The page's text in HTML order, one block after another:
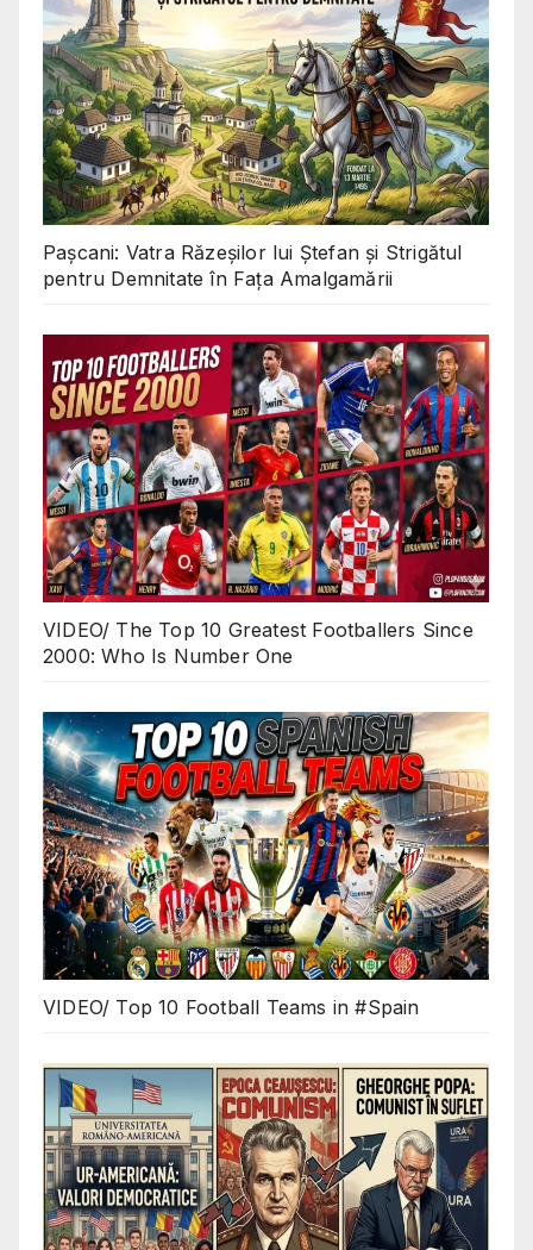
Pașcani: Vatra Răzeșilor lui Ștefan și Strigătul
pentru Demnitate în Fața Amalgamării
VIDEO/ The Top 10 Greatest Footballers Since
2000: Who Is Number One
VIDEO/ Top 10 Football Teams in #Spain